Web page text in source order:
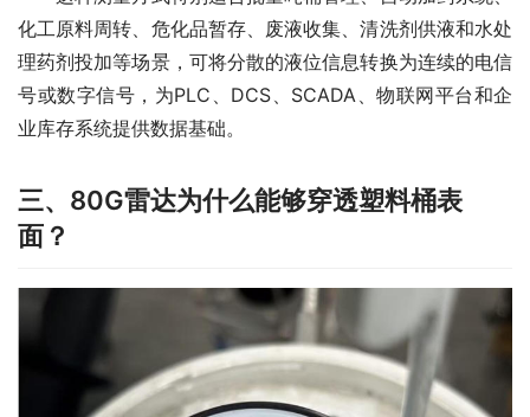
化工原料周转、危化品暂存、废液收集、清洗剂供液和水处
理药剂投加等场景，可将分散的液位信息转换为连续的电信
号或数字信号，为PLC、DCS、SCADA、物联网平台和企
业库存系统提供数据基础。
三、80G雷达为什么能够穿透塑料桶表
面？